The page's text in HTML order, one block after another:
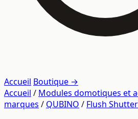
Accueil Boutique →
Accueil / Modules domotiques et
marques / QUBINO / Flush